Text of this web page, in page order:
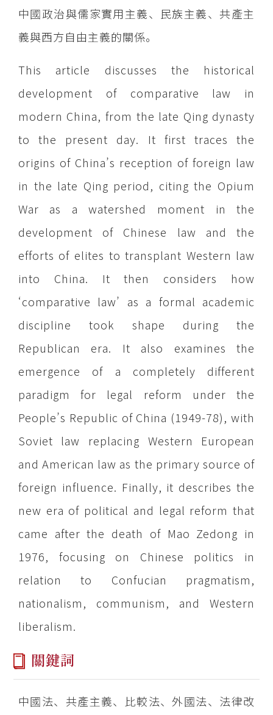
中國政治與儒家實用主義、民族主義、共產主
義與西方自由主義的關係。
This article discusses the historical
development of comparative law in
modern China, from the late Qing dynasty
to the present day. It first traces the
origins of China’s reception of foreign law
in the late Qing period, citing the Opium
War as a watershed moment in the
development of Chinese law and the
efforts of elites to transplant Western law
into China. It then considers how
‘comparative law’ as a formal academic
discipline took shape during the
Republican era. It also examines the
emergence of a completely different
paradigm for legal reform under the
People’s Republic of China (1949-78), with
Soviet law replacing Western European
and American law as the primary source of
foreign influence. Finally, it describes the
new era of political and legal reform that
came after the death of Mao Zedong in
1976, focusing on Chinese politics in
relation to Confucian pragmatism,
nationalism, communism, and Western
liberalism.
關鍵詞
中國法、共產主義、比較法、外國法、法律改